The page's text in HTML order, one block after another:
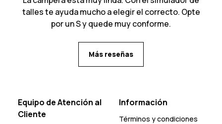
talles te ayuda mucho a elegir el correcto. Opte
por un S y quede muy conforme.
Más reseñas
Equipo de Atención al
Cliente
Información
Términos y condiciones